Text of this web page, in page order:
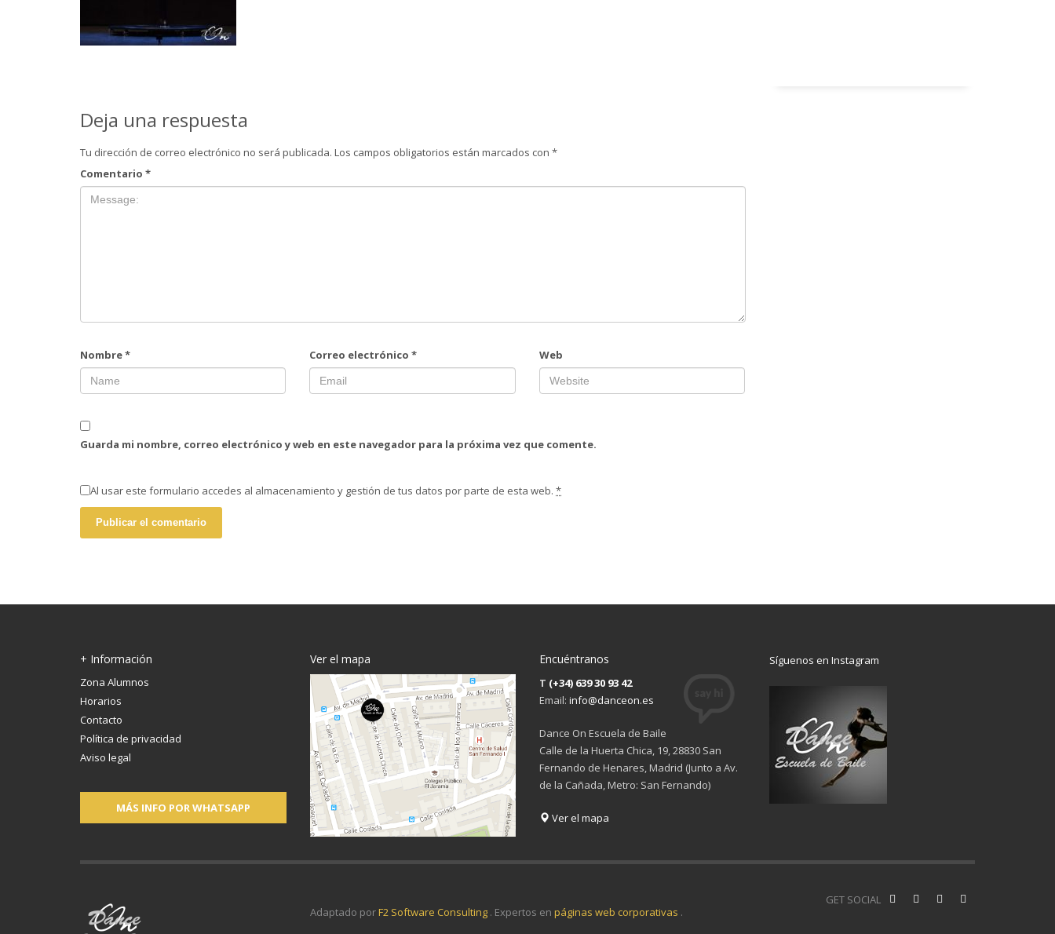
Deja una respuesta
Tu dirección de correo electrónico no será publicada. Los campos obligatorios están marcados con *
Comentario *
Nombre* Correo electrónico* Web
Guarda mi nombre, correo electrónico y web en este navegador para la próxima vez que comente.
Al usar este formulario accedes al almacenamiento y gestión de tus datos por parte de esta web. *
+ Información
Zona Alumnos
Horarios
Contacto
Política de privacidad
Aviso legal
MÁS INFO POR WHATSAPP
Ver el mapa Encuéntranos
T (+34) 639 30 93 42
Email: info@danceon.es
Dance On Escuela de Baile
Calle de la Huerta Chica, 19, 28830 San
Fernando de Henares, Madrid (Junto a Av.
de la Cañada, Metro: San Fernando)
Ver el mapa
Síguenos en Instagram
GET SOCIAL
Adaptado porF2 Software Consulting . Expertos en páginas web corporativas .